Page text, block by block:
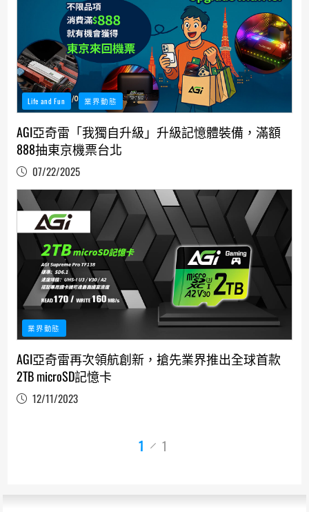
Life and Fun 業界動態
AGI亞奇雷「我獨自升級」升級記憶體裝備，滿額
888抽東京機票台北
07/22/2025
業界動態
AGI亞奇雷再次領航創新，搶先業界推出全球首款
2TB microSD記憶卡
12/11/2023
1 1